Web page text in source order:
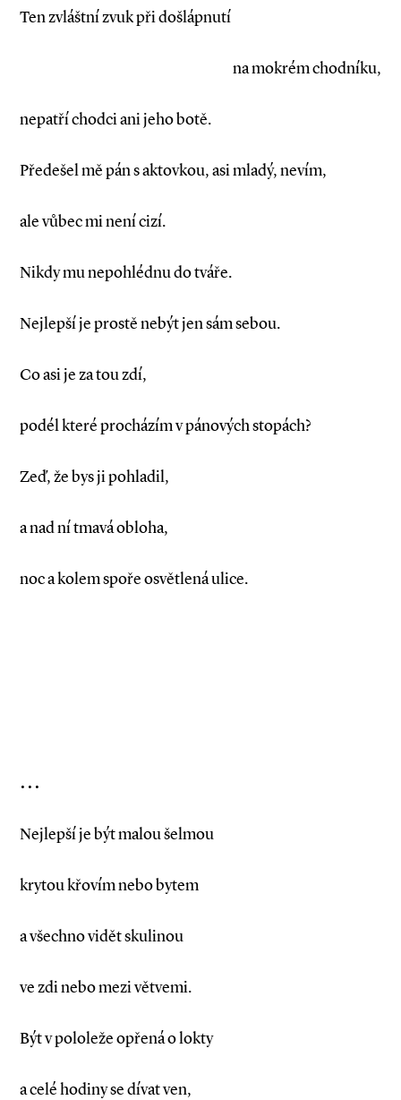
Ten zvláštní zvuk při došlápnutí
na mokrém chodníku,
nepatří chodci ani jeho botě.
Předešel mě pán s aktovkou, asi mladý, nevím,
ale vůbec mi není cizí.
Nikdy mu nepohlédnu do tváře.
Nejlepší je prostě nebýt jen sám sebou.
Co asi je za tou zdí,
podél které procházím v pánových stopách?
Zeď, že bys ji pohladil,
a nad ní tmavá obloha,
noc a kolem spoře osvětlená ulice.
. . .
Nejlepší je být malou šelmou
krytou křovím nebo bytem
a všechno vidět skulinou
ve zdi nebo mezi větvemi.
Být v pololeže opřená o lokty
a celé hodiny se dívat ven,